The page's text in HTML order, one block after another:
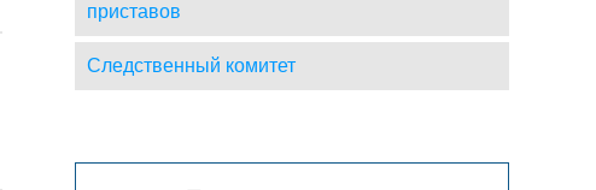
приставов
Следственный комитет